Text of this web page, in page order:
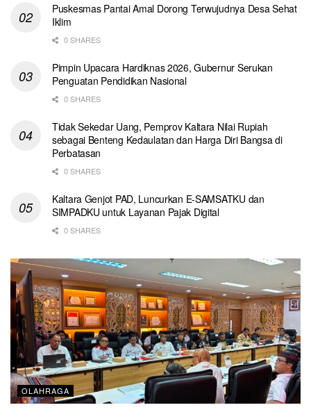
Puskesmas Pantai Amal Dorong Terwujudnya Desa Sehat
Iklim
0 SHARES
Pimpin Upacara Hardiknas 2026, Gubernur Serukan
Penguatan Pendidikan Nasional
0 SHARES
Tidak Sekedar Uang, Pemprov Kaltara Nilai Rupiah
sebagai Benteng Kedaulatan dan Harga Diri Bangsa di
Perbatasan
0 SHARES
Kaltara Genjot PAD, Luncurkan E-SAMSATKU dan
SIMPADKU untuk Layanan Pajak Digital
0 SHARES
OLAHRAGA